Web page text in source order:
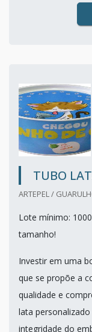
TUBO
ARTEPEL /
Lote mínimo:
tamanho!
Investir em uma
que se propõe a
qualidade e
lata
integridade do